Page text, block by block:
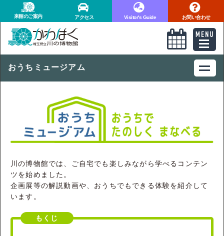
来館のご案内 アクセス Visitor's Guide お問い合わせ
おうちミュージアム
川の博物館では、ご自宅でも楽しみながら学べるコンテン
ツを始めました。
企画展等の解説動画や、おうちでもできる体験を紹介して
います。